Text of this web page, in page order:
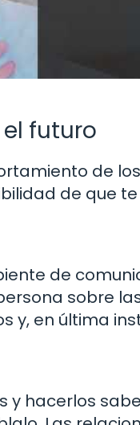
futuro
de
de que
de
sobre
y, en última
hacerlos